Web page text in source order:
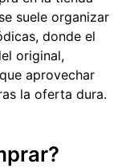
suele organizar
donde el
original,
aprovechar
la oferta dura.